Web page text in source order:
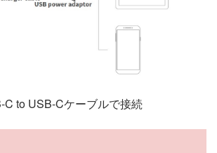
C to USB-Cケーブルで接続